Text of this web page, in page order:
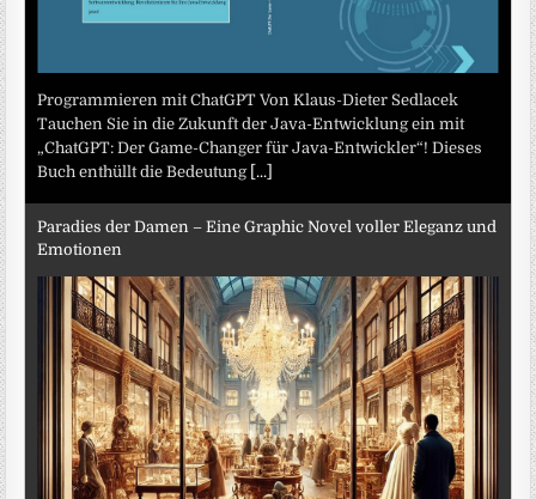
Programmieren mit ChatGPT Von Klaus-Dieter Sedlacek
Tauchen Sie in die Zukunft der Java-Entwicklung ein mit
„ChatGPT: Der Game-Changer für Java-Entwickler“! Dieses
Buch enthüllt die Bedeutung [...]
Paradies der Damen – Eine Graphic Novel voller Eleganz und
Emotionen